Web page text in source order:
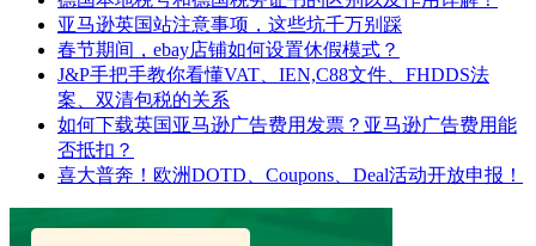
亚马逊英国站注意事项，这些坑千万别踩
春节期间，ebay店铺如何设置休假模式？
J&P手把手教你看懂VAT、IEN,C88文件、FHDDS法
案、双清包税的关系
如何下载英国亚马逊广告费用发票？亚马逊广告费用能
否抵扣？
喜大普奔！欧洲DOTD、Coupons、Deal活动开放申报！